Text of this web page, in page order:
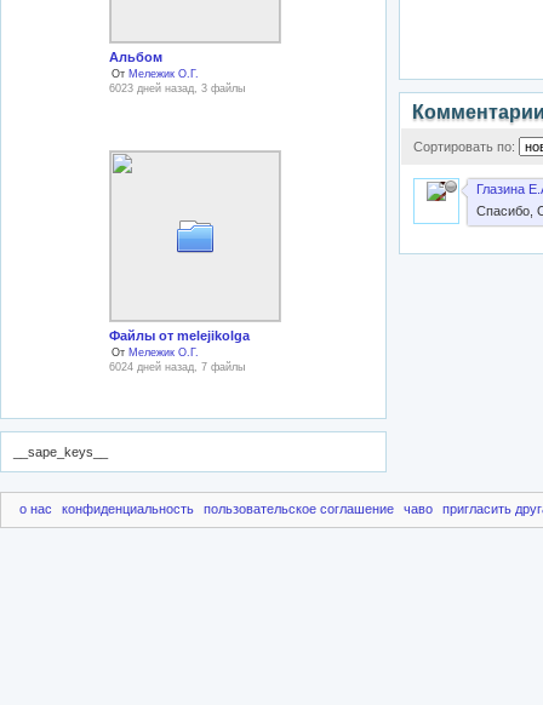
Альбом
От Мележик О.Г.
6023 дней назад, 3 файлы
Файлы от melejikolga
От Мележик О.Г.
6024 дней назад, 7 файлы
__sape_keys__
Сортировать по:
Глазина
Спасибо,
о нас конфиденциальность пользовательское соглашение чаво пригласить